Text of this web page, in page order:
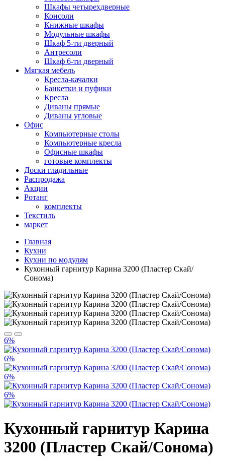
Шкафы четырехдверные
Консоли
Книжные шкафы
Модульные шкафы
Шкаф 5-ти дверный
Антресоли
Шкаф 6-ти дверный
Мягкая мебель
Кресла-качалки
Банкетки и пуфики
Кресла
Диваны прямые
Диваны угловые
Офис
Компьютерные столы
Компьютерные кресла
Офисные шкафы
готовые комплекты
Доски гладильные
Распродажа
Акции
Ротанг
комплекты
Текстиль
маркет
Главная
Кухни
Кухни по модулям
Кухонный гарнитур Карина 3200 (Пластер Скай/
Сонома)
6%
6%
6%
6%
Кухонный гарнитур Карина
3200 (Пластер Скай/Сонома)